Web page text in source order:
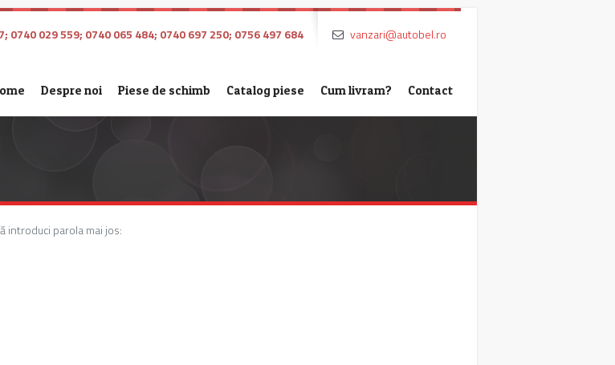
0740 029 559; 0740 065 484; 0740 697 250; 0756 497 684 vanzari@autobel.ro
Despre noi Piese de schimb Catalog piese Cum livram? Contact
introduci parola mai jos: